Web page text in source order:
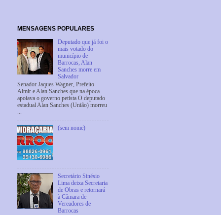
MENSAGENS POPULARES
Deputado que já foi o
mais votado do
município de
Barrocas, Alan
Sanches morre em
Salvador
Senador Jaques Wagner, Prefeito
Almir e Alan Sanches que na época
apoiava o governo petista O deputado
estadual Alan Sanches (União) morreu
...
(sem nome)
Secretário Sinésio
Lima deixa Secretaria
de Obras e retornará
à Câmara de
Vereadores de
Barrocas